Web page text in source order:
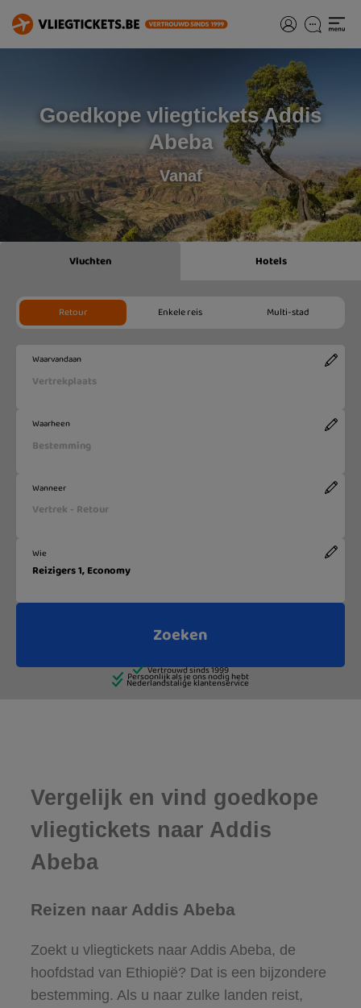
Goedkope vliegtickets Addis
Abeba
Vanaf
Vergelijk en vind goedkope
vliegtickets naar Addis
Abeba
Reizen naar Addis Abeba
Zoekt u vliegtickets naar Addis Abeba, de
hoofdstad van Ethiopië? Dat is een bijzondere
bestemming. Als u naar zulke landen reist,